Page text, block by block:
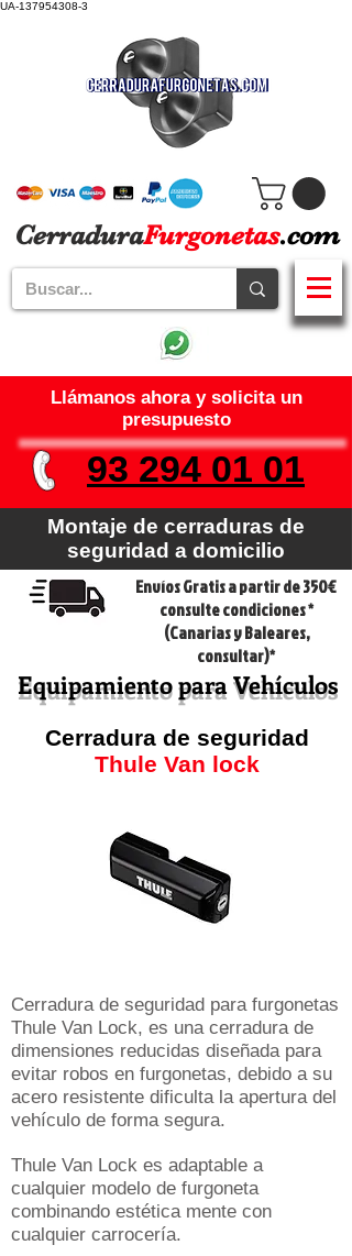
UA-137954308-3
Llámanos ahora y solicita un
presupuesto
93 294 01 01
Envíos Gratis a partir de 350€
consulte condiciones *
(Canarias y Baleares,
consultar)*
Montaje de cerraduras de
seguridad a domicilio
CerraduraFurgonetas.com
Equipamiento para Vehículos
Cerradura de seguridad
Thule Van lock
Cerradura de seguridad para furgonetas
Thule Van Lock, es una cerradura de
dimensiones reducidas diseñada para
evitar robos en furgonetas, debido a su
acero resistente dificulta la apertura del
vehículo de forma segura.
Thule Van Lock es adaptable a
cualquier modelo de furgoneta
combinando estética mente con
cualquier carrocería.